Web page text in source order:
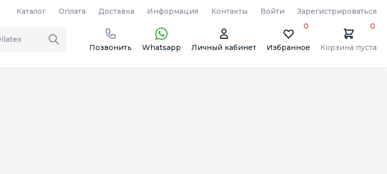
Каталог Оплата Доставка Информация Контакты Войти Зарегистрироваться
Позвонить Whatsapp Личный кабинет Избранное
0
Корзина пуста
0